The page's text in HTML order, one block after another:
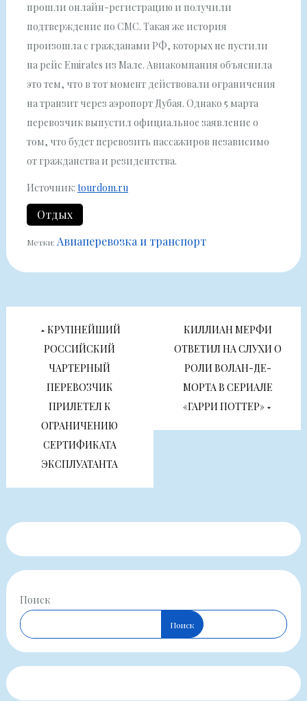
прошли онлайн-регистрацию и получили
подтверждение по СМС. Такая же история
произошла с гражданами РФ, которых не пустили
на рейс Emirates из Мале. Авиакомпания объяснила
это тем, что в тот момент действовали ограничения
на транзит через аэропорт Дубая. Однако 5 марта
перевозчик выпустил официальное заявление о
том, что будет перевозить пассажиров независимо
от гражданства и резидентства.
Источник: tourdom.ru
Отдых
Метки: Авиаперевозка и транспорт
Навигация
записям
КРУПНЕЙШИЙ
РОССИЙСКИЙ
ЧАРТЕРНЫЙ
ПЕРЕВОЗЧИК
ПРИЛЕТЕЛ К
ОГРАНИЧЕНИЮ
СЕРТИФИКАТА
ЭКСПЛУАТАНТА
КИЛЛИАН МЕРФИ
ОТВЕТИЛ НА СЛУХИ О
РОЛИ ВОЛАН-ДЕ-
МОРТА В СЕРИАЛЕ
«ГАРРИ ПОТТЕР»
Поиск
Поиск